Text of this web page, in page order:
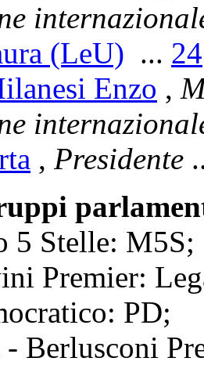
(LeU) ... 24
Enzo ,
, Presidente
5 Stelle: M5S;
Premier:
PD;
Berlusconi